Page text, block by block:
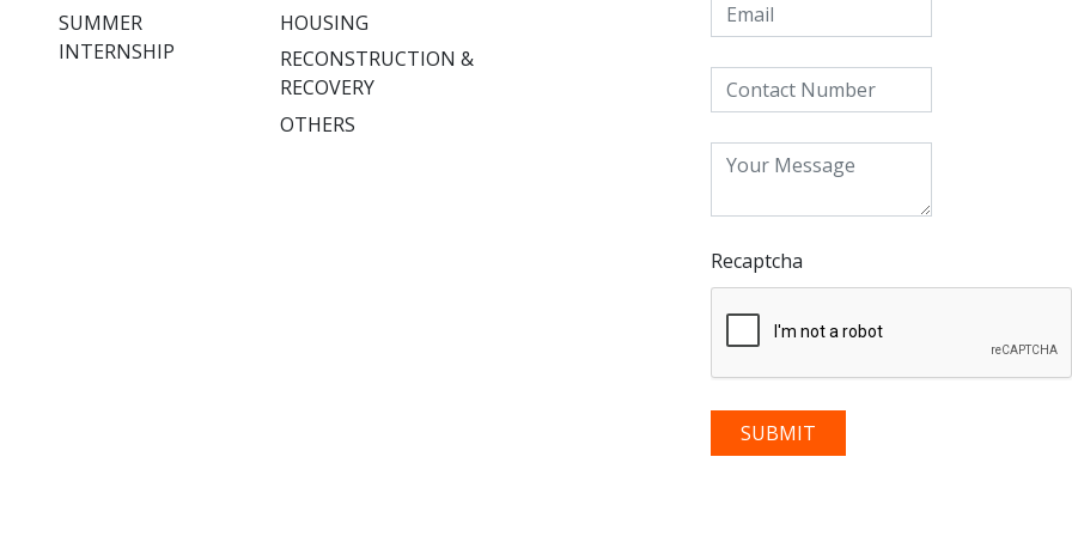
SUMMER
INTERNSHIP
HOUSING
RECONSTRUCTION &
RECOVERY
OTHERS
Recaptcha